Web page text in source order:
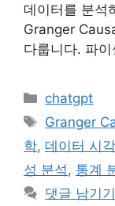
데이터를 분석
Granger
다룹니다. 파
카
테
리
chatgpt
태
그
Granger
학, 데이터 시
성 분석 , 통계
댓글 남기기